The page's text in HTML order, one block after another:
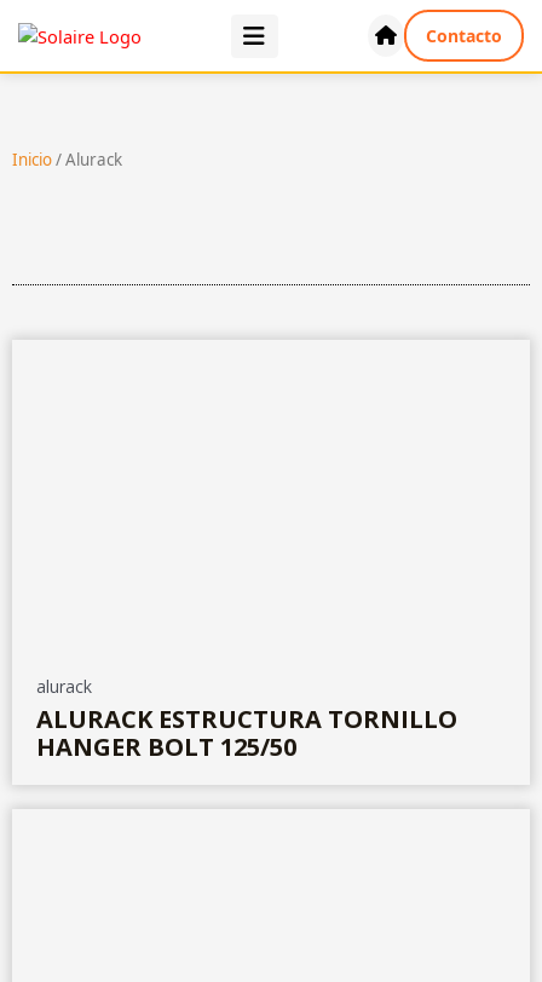
contenido
Contacto
Inicio/ Alurack
alurack
ALURACK ESTRUCTURA TORNILLO
HANGER BOLT 125/50